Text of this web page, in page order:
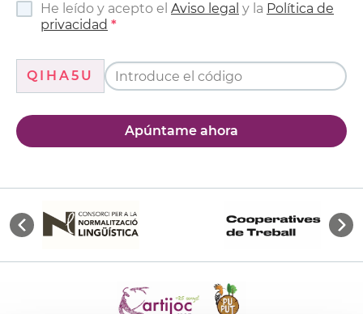
He leído y acepto el Aviso legal y la Política de
privacidad
QIHA5U
Apúntame ahora